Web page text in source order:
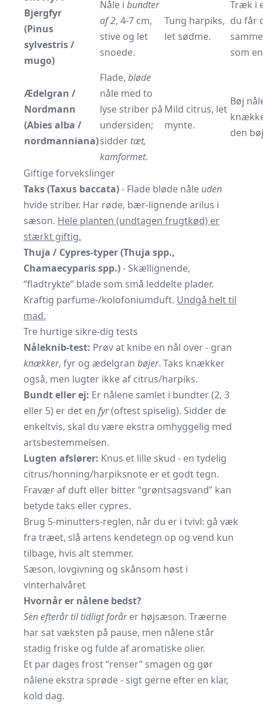
Bjergfyr
(Pinus
sylvestris /
mugo)
Nåle i bundter
af 2, 4-7 cm,
stive og let
snoede.
Tung harpiks,
let sødme.
Træk i
du får
som
Ædelgran /
Nordmann
(Abies alba /
nordmanniana)
Flade, bløde
nåle med to
lyse striber på
undersiden;
sidder tæt,
kamformet.
Mild citrus, let
mynte.
Bøj
den
Giftige forvekslinger
Taks (Taxus baccata)- Flade bløde nåle uden
hvide striber. Har røde, bær-lignende arilus i
sæson. Hele planten (undtagen frugtkød) er
stærkt giftig.
Thuja / Cypres-typer (Thuja spp.,
Chamaecyparis spp.)- Skællignende,
“fladtrykte” blade som små leddelte plader.
Kraftig parfume-/kolofoniumduft. Undgå helt til
mad.
Tre hurtige sikre-dig tests
Nåleknib-test: Prøv at knibe en nål over - gran
knækker, fyr og ædelgran bøjer. Taks knækker
også, men lugter ikke af citrus/harpiks.
Bundt eller ej: Er nålene samlet i bundter (2, 3
eller 5) er det en fyr(oftest spiselig). Sidder de
enkeltvis, skal du være ekstra omhyggelig med
artsbestemmelsen.
Lugten afslører: Knus et lille skud - en tydelig
citrus/honning/harpiksnote er et godt tegn.
Fravær af duft eller bitter “grøntsagsvand” kan
betyde taks eller cypres.
Brug 5-minutters-reglen, når du er i tvivl: gå væk
fra træet, slå artens kendetegn op og vend kun
tilbage, hvis alt stemmer.
Sæson, lovgivning og skånsom høst i
vinterhalvåret
Hvornår er nålene bedst?
Sen efterår til tidligt forårer højsæson. Træerne
har sat væksten på pause, men nålene står
stadig friske og fulde af aromatiske olier.
Et par dages frost “renser” smagen og gør
nålene ekstra sprøde - sigt gerne efter en klar,
kold dag.